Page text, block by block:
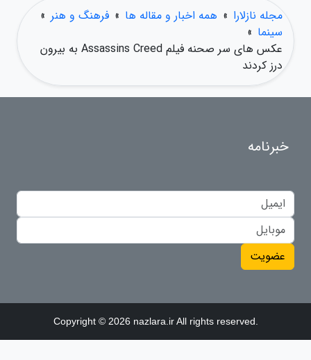
مجله نازلارا » همه اخبار و مقاله ها » فرهنگ و هنر »
سینما »
عکس های سر صحنه فیلم Assassins Creed به بیرون
درز کردند
خبرنامه
عضویت
Copyright © 2026 nazlara.ir All rights reserved.